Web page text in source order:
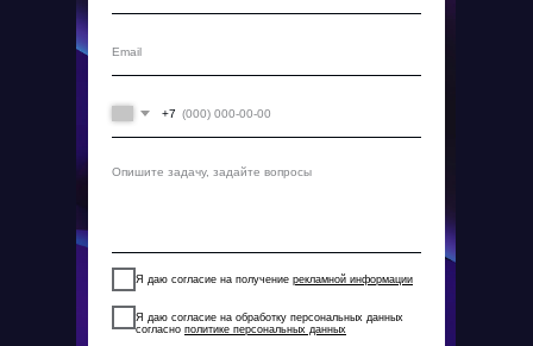
+7
Я даю согласие на получение рекламной информации
Я даю согласие на обработку персональных данных
согласно политике персональных данных
© ideco 2005-2026 · Все права защищены